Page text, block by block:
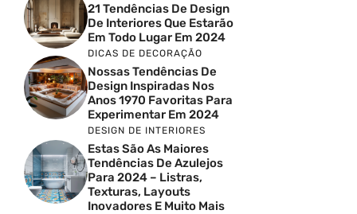
21 Tendências De Design
De Interiores Que Estarão
Em Todo Lugar Em 2024
DICAS DE DECORAÇÃO
Nossas Tendências De
Design Inspiradas Nos
Anos 1970 Favoritas Para
Experimentar Em 2024
DESIGN DE INTERIORES
Estas São As Maiores
Tendências De Azulejos
Para 2024 – Listras,
Texturas, Layouts
Inovadores E Muito Mais